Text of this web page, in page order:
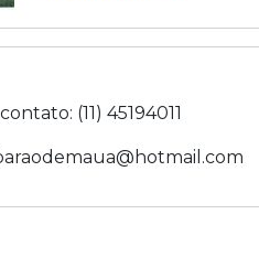
(11) 45194011